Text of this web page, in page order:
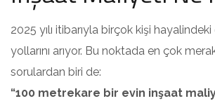
2025 yılı itibarıyla birçok kişi
yollarını arıyor. Bu noktada en çok
sorulardan biri de:
“100 metrekare bir evin inşaat